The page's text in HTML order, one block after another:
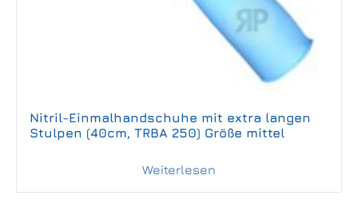
Nitril-Einmalhandschuhe mit extra langen
Stulpen (40cm, TRBA 250) Größe mittel
Weiterlesen